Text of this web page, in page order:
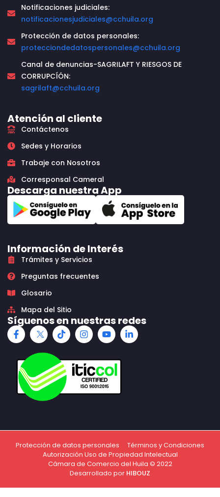
Notificaciones judiciales:
notificacionesjudiciales@cchuila.org
Protección de datos personales:
protecciondedatospersonales@cchuila.org
Canal de denuncias-SAGRILAFT Y RIESGOS DE
CORRUPCÍÓN:
sagrilaft@cchuila.org
Atención al cliente
Contáctenos
Sedes y Horarios
Trabaje con Nosotros
Corresponsal Cameral
Descarga nuestra App
Información de Interés
Trámites y Servicios
Preguntas frecuentes
Glosario
Mapa del Sitio
Síguenos en nuestras redes
Protección de datos personales
Términos y Condiciones
Autorización Uso de Propiedad Intelectual
Cámara de Comercio del Huila © 2022
Desarrollado por HIBOUZ